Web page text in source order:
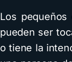
Los
pueden ser
o tiene la